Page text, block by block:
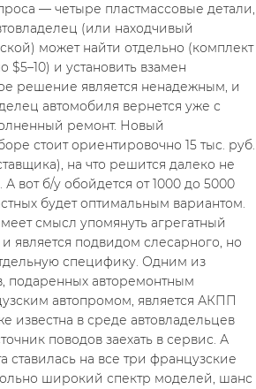
— четыре пластмассовые детали,
(или находчивый
может найти отдельно (комплект
$5–10) и установить взамен
решение является ненадежным, и
автомобиля вернется уже с
ремонт. Новый
стоит ориентировочно 15 тыс. руб.
на что решится далеко не
вот б/у обойдется от 1000 до 5000
будет оптимальным вариантом.
смысл упомянуть агрегатный
является подвидом слесарного, но
специфику. Одним из
подаренных авторемонтным
автопромом, является АКПП
известна в среде автовладельцев
поводов заехать в сервис. А
ставилась на все три французские
широкий спектр моделей, шанс